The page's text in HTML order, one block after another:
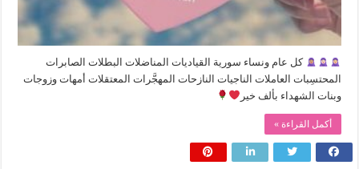
كل عام ونساء سورية القياديات المناضلات البطلات الصابرات
المحتسِبات العاملات الناجيات النازحات المهجَّرات المعتقلات أمهات وزوجات
وبنات الشهداء بألف خير
أكمل القراءة »